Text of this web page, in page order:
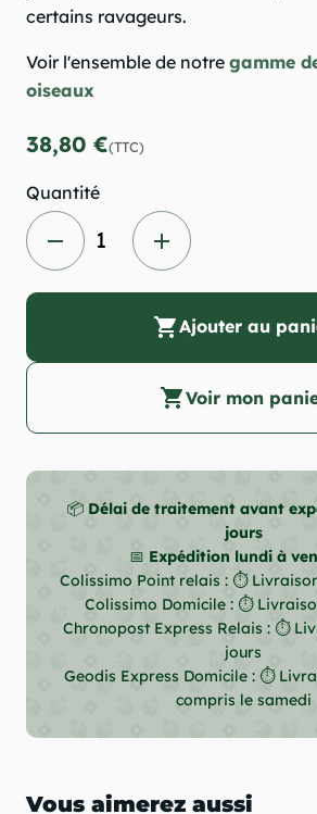
certains ravageurs.
Voir l'ensemble de notre gamme
oiseaux
38,80 €(TTC)
Quantité
remove add
shopping_cartAjouter au
shopping_cartVoir mon
📦 Délai de traitement avant
jours
📅 Expédition lundi à
Colissimo Point relais : ⏱
Colissimo Domicile : ⏱
Chronopost Express Relais : ⏱
jours
Geodis Express Domicile : ⏱
compris le samedi
Vous aimerez aussi